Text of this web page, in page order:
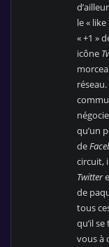
le «
« +1 »
icône
qu’un
de
circuit,
Twitter
de
tous
qu’il
vous à